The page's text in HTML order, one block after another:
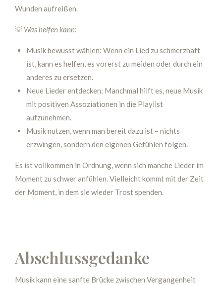
Wunden aufreißen.
💡 Was helfen kann:
Musik bewusst wählen: Wenn ein Lied zu schmerzhaft
ist, kann es helfen, es vorerst zu meiden oder durch ein
anderes zu ersetzen.
Neue Lieder entdecken: Manchmal hilft es, neue Musik
mit positiven Assoziationen in die Playlist
aufzunehmen.
Musik nutzen, wenn man bereit dazu ist – nichts
erzwingen, sondern den eigenen Gefühlen folgen.
Es ist vollkommen in Ordnung, wenn sich manche Lieder im
Moment zu schwer anfühlen. Vielleicht kommt mit der Zeit
der Moment, in dem sie wieder Trost spenden.
Abschlussgedanke
Musik kann eine sanfte Brücke zwischen Vergangenheit